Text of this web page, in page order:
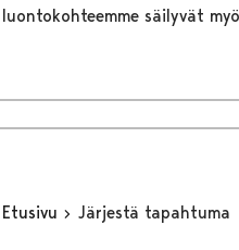
luontokohteemme säilyvät
Etusivu Järjestä tapahtuma